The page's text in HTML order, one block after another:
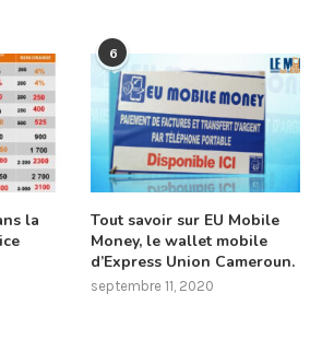
la
6
Tout savoir sur EU Mobile
Money, le wallet mobile
d’Express Union Cameroun.
septembre 11, 2020